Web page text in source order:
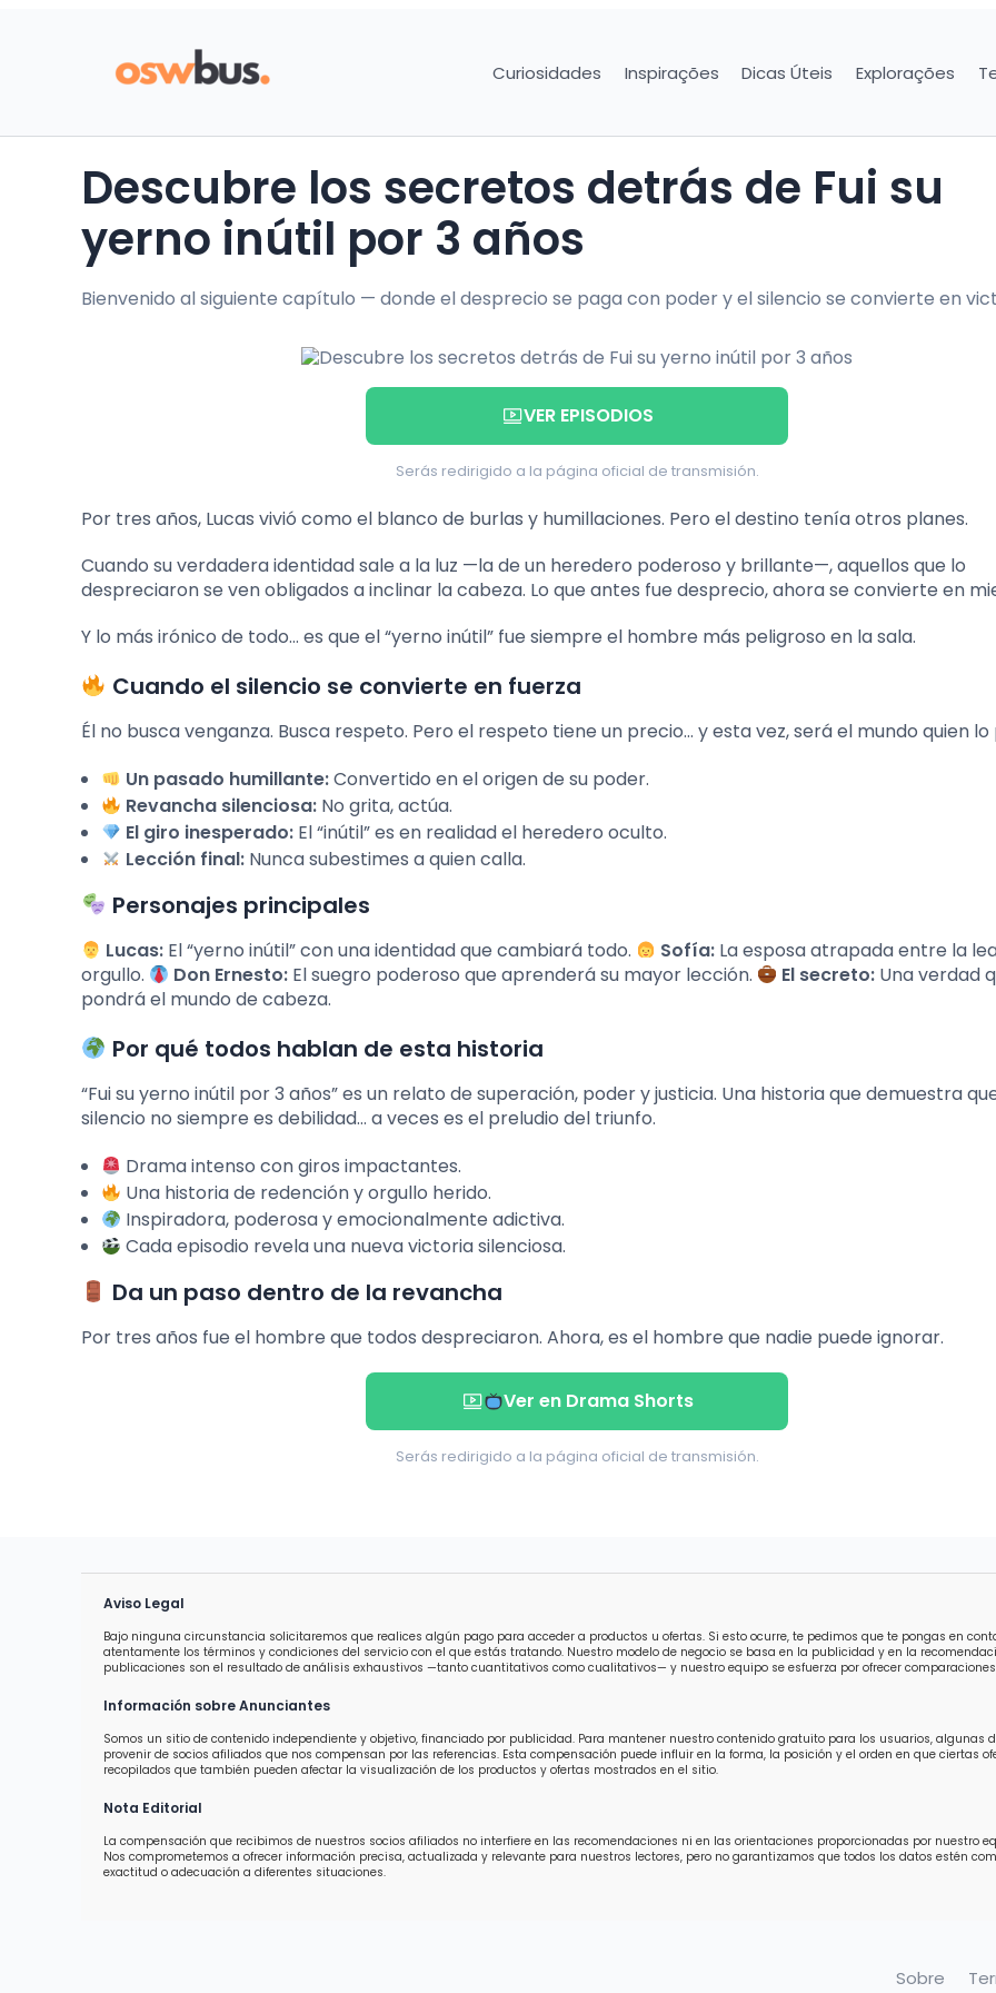
Curiosidades Inspirações Dicas Úteis Explorações
Descubre los secretos detrás de Fui su
yerno inútil por 3 años
Bienvenido al siguiente capítulo — donde el desprecio se paga con poder y el silencio se convierte en
VER EPISODIOS
Serás redirigido a la página oficial de transmisión.
Por tres años, Lucas vivió como el blanco de burlas y humillaciones. Pero el destino tenía otros planes.
Cuando su verdadera identidad sale a la luz —la de un heredero poderoso y brillante—, aquellos que lo
despreciaron se ven obligados a inclinar la cabeza. Lo que antes fue desprecio, ahora se convierte en
Y lo más irónico de todo… es que el “yerno inútil” fue siempre el hombre más peligroso en la sala.
Cuando el silencio se convierte en fuerza
Él no busca venganza. Busca respeto. Pero el respeto tiene un precio… y esta vez, será el mundo quien lo
Un pasado humillante:Convertido en el origen de su poder.
Revancha silenciosa: No grita, actúa.
El giro inesperado: El “inútil” es en realidad el heredero oculto.
Lección final: Nunca subestimes a quien calla.
Personajes principales
Lucas: El “yerno inútil” con una identidad que cambiará todo. Sofía: La esposa atrapada entre la
orgullo.
Don Ernesto: El suegro poderoso que aprenderá su mayor lección. El secreto: Una verdad
pondrá el mundo de cabeza.
Por qué todos hablan de esta historia
“Fui su yerno inútil por 3 años” es un relato de superación, poder y justicia. Una historia que demuestra
silencio no siempre es debilidad… a veces es el preludio del triunfo.
Drama intenso con giros impactantes.
Una historia de redención y orgullo herido.
Inspiradora, poderosa y emocionalmente adictiva.
Cada episodio revela una nueva victoria silenciosa.
Da un paso dentro de la revancha
Por tres años fue el hombre que todos despreciaron. Ahora, es el hombre que nadie puede ignorar.
Ver en Drama Shorts
Serás redirigido a la página oficial de transmisión.
Aviso Legal
Bajo ninguna circunstancia solicitaremos que realices algún pago para acceder a productos u ofertas. Si esto ocurre, te pedimos que te pongas en
atentamente los términos y condiciones del servicio con el que estás tratando. Nuestro modelo de negocio se basa en la publicidad y en la
publicaciones son el resultado de análisis exhaustivos —tanto cuantitativos como cualitativos— y nuestro equipo se esfuerza por ofrecer
Información sobre Anunciantes
Somos un sitio de contenido independiente y objetivo, financiado por publicidad. Para mantener nuestro contenido gratuito para los usuarios, algunas
provenir de socios afiliados que nos compensan por las referencias. Esta compensación puede influir en la forma, la posición y el orden en que ciertas
recopilados que también pueden afectar la visualización de los productos y ofertas mostrados en el sitio.
Nota Editorial
La compensación que recibimos de nuestros socios afiliados no interfiere en las recomendaciones ni en las orientaciones proporcionadas por nuestro
Nos comprometemos a ofrecer información precisa, actualizada y relevante para nuestros lectores, pero no garantizamos que todos los datos estén
exactitud o adecuación a diferentes situaciones.
Sobre